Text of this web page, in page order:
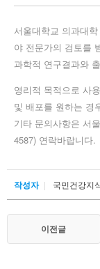
서울대학교 의과대
야 전문가의 검토를
과학적 연구결과와
영리적 목적으로 사
및 배포를 원하는 경
기타 문의사항은 서
4587) 연락바랍니다.
작성자 국민건강지
이전글